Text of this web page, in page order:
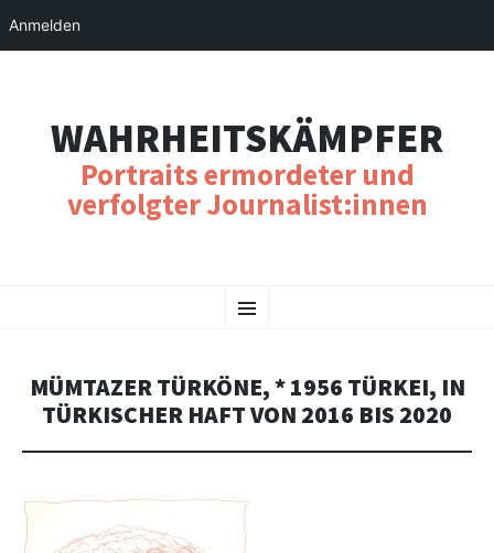
WAHRHEITSKÄMPFER
Portraits ermordeter und
verfolgter Journalist:innen
Menu
TO
MÜMTAZER TÜRKÖNE, * 1956 TÜRKEI, IN
TÜRKISCHER HAFT VON 2016 BIS 2020
Anmelden